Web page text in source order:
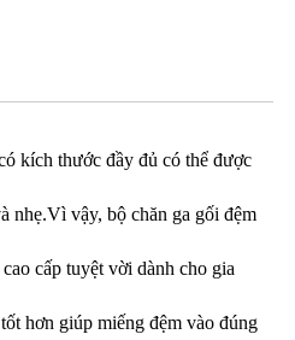
kích thước đầy đủ có thể được
nhẹ.Vì vậy, bộ chăn ga gối đệm
cấp tuyệt vời dành cho gia
hơn giúp miếng đệm vào đúng